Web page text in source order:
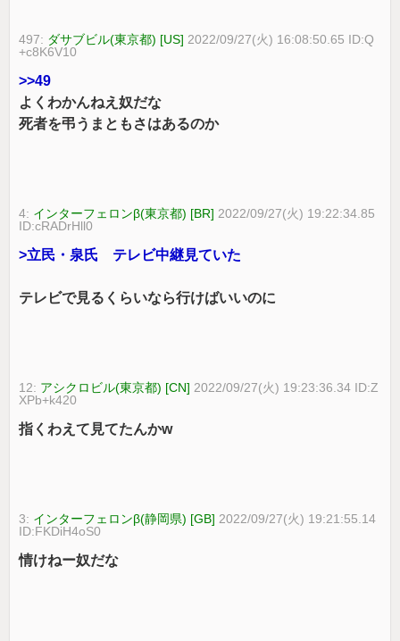
497: ダサブビル(東京都) [US] 2022/09/27(火) 16:08:50.65 ID:Q
+c8K6V10
>>49
よくわかんねえ奴だな
死者を弔うまともさはあるのか
4: インターフェロンβ(東京都) [BR] 2022/09/27(火) 19:22:34.85
ID:cRADrHll0
>立民・泉氏 テレビ中継見ていた
テレビで見るくらいなら行けばいいのに
12: アシクロビル(東京都) [CN] 2022/09/27(火) 19:23:36.34 ID:Z
XPb+k420
指くわえて見てたんかw
3: インターフェロンβ(静岡県) [GB] 2022/09/27(火) 19:21:55.14
ID:FKDiH4oS0
情けねー奴だな